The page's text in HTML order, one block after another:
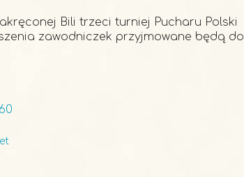
Bili trzeci turniej Pucharu Polski
zawodniczek przyjmowane będą do